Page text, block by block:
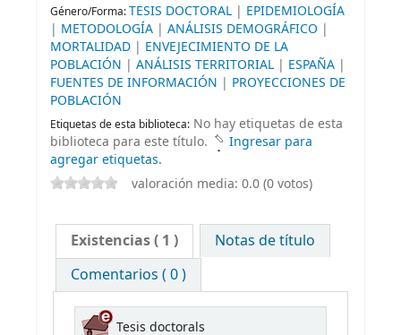
Género/Forma:TESIS DOCTORAL | EPIDEMIOLOGÍA
| METODOLOGÍA | ANÁLISIS DEMOGRÁFICO |
MORTALIDAD | ENVEJECIMIENTO DE LA
POBLACIÓN | ANÁLISIS TERRITORIAL | ESPAÑA |
FUENTES DE INFORMACIÓN | PROYECCIONES DE
POBLACIÓN
Etiquetas de esta biblioteca: No hay etiquetas de esta
biblioteca para este título.
Ingresar para
agregar etiquetas.
valoración media: 0.0 (0 votos)
Existencias( 1 )
Notas de título
Comentarios ( 0 )
Tesis doctorals